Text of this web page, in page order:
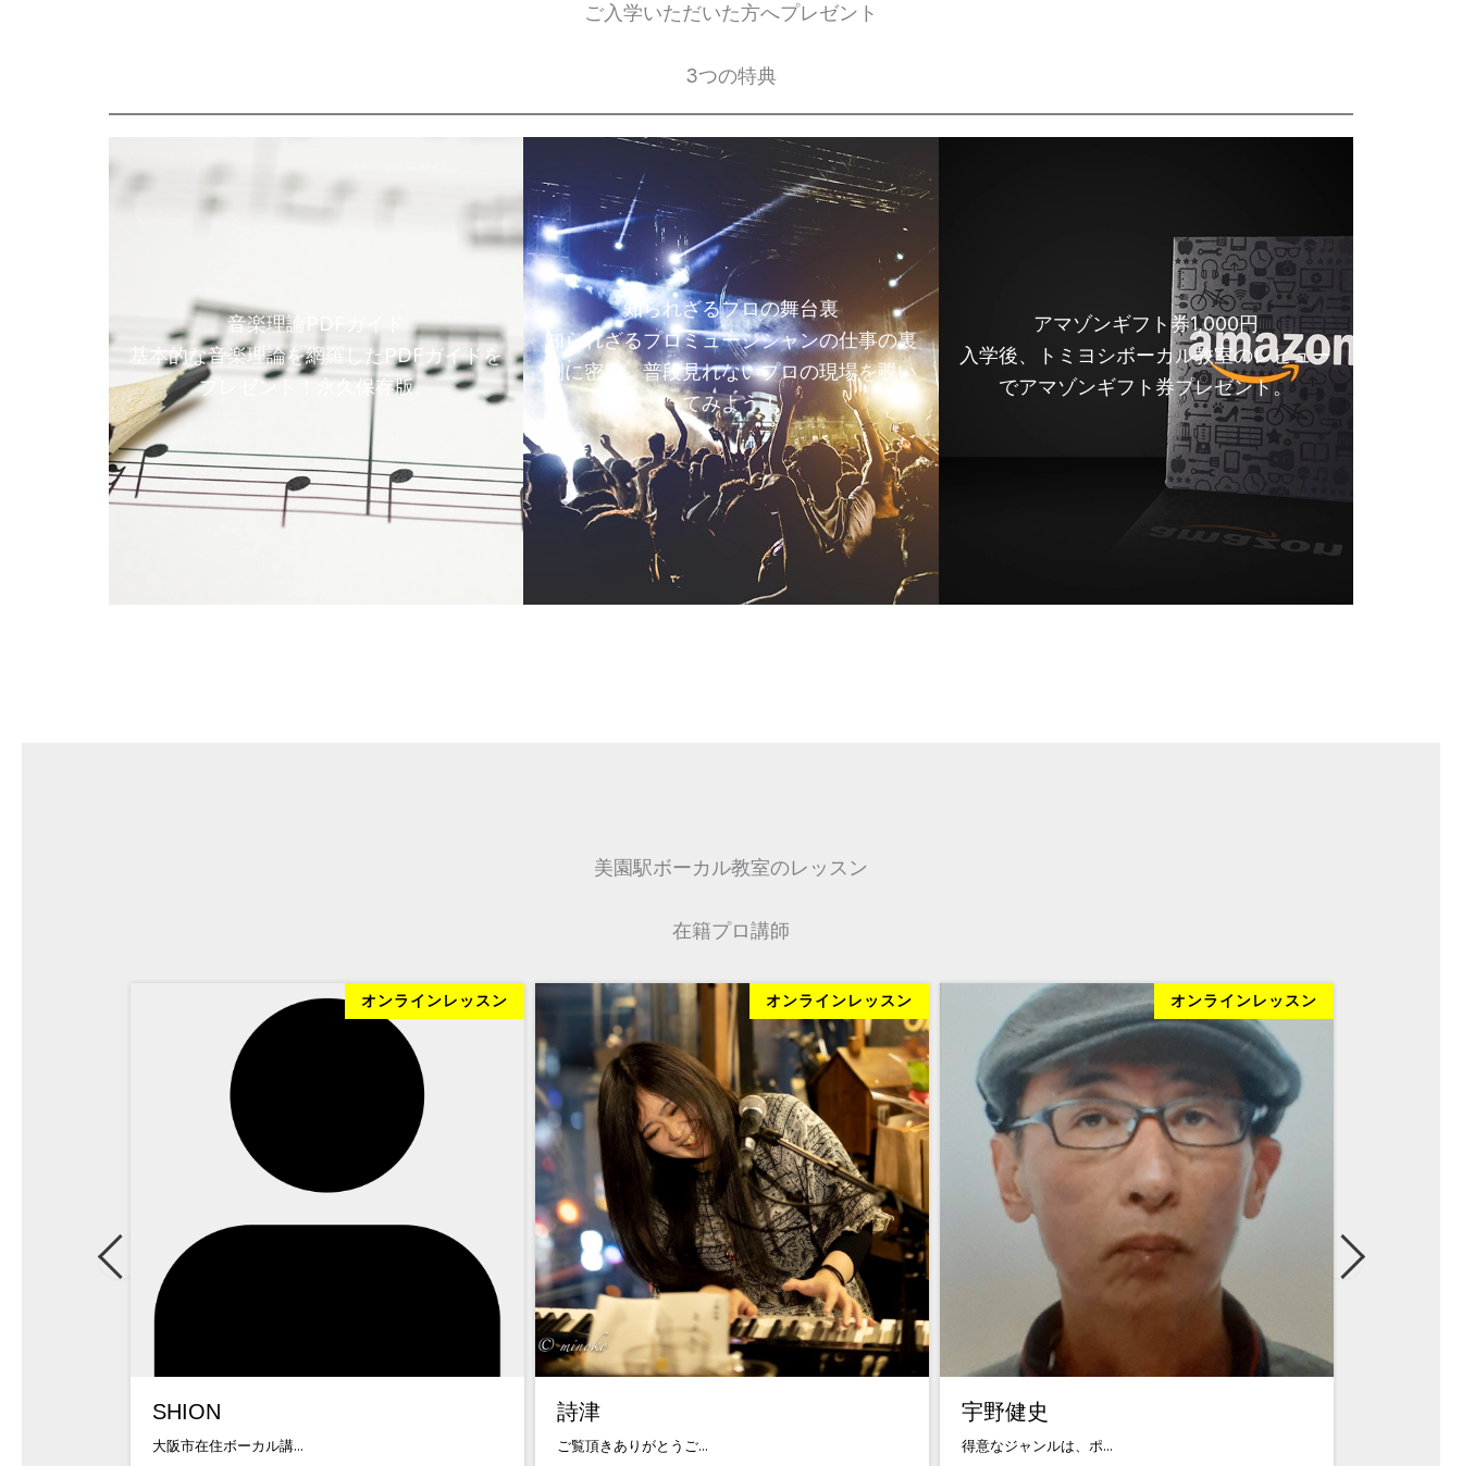
ご入学いただいた方へプレゼント
3つの特典
音楽理論PDFガイド
基本的な音楽理論を網羅したPDFガイドを
プレゼント！永久保存版。
知られざるプロの舞台裏
知られざるプロミュージシャンの仕事の裏
側に密着。普段見れないプロの現場を覗い
てみよう！
アマゾンギフト券1,000円
入学後、トミヨシボーカル教室のレビュー
でアマゾンギフト券プレゼント。
美園駅ボーカル教室のレッスン
在籍プロ講師
オンラインレッスン
SHION
大阪市在住ボーカル講...
オンラインレッスン
詩津
ご覧頂きありがとうご...
オンラインレッスン
宇野健史
得意なジャンルは、ポ...